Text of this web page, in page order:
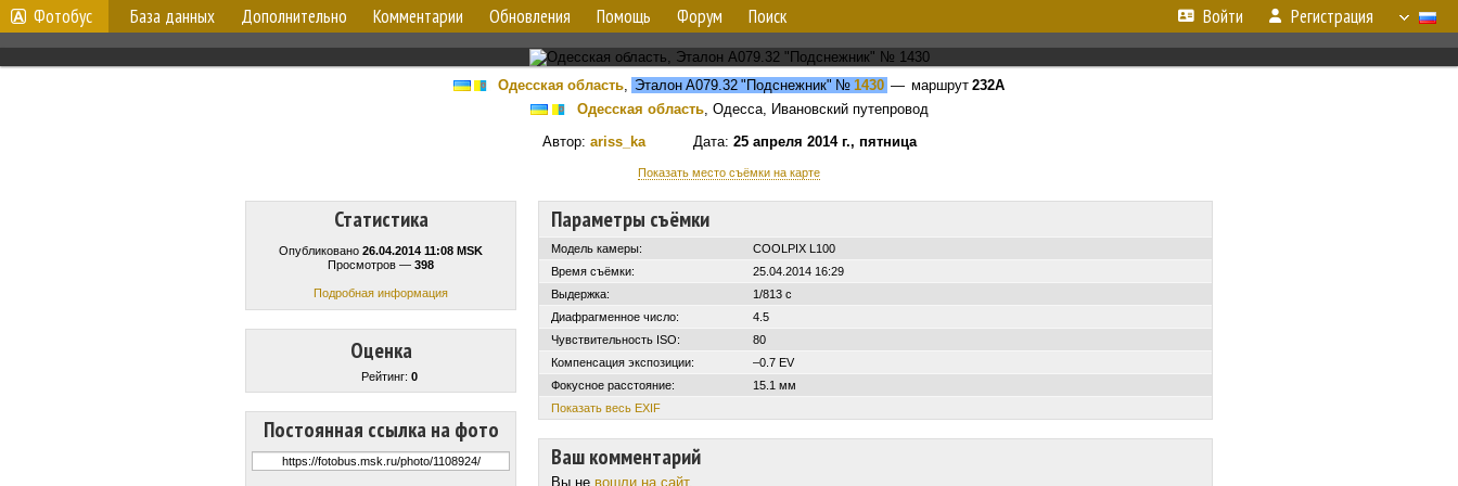
Фотобус База данных Дополнительно Комментарии Обновления Помощь Форум Поиск Войти Регистрация
Одесская область, Эталон А079.32 "Подснежник" № 1430 — маршрут 232А
Одесская область, Одесса, Ивановский путепровод
Автор: ariss_kaДата: 25 апреля 2014 г., пятница
Показать место съёмки на карте
Статистика
Опубликовано 26.04.2014 11:08 MSK
Просмотров — 398
Подробная информация
Оценка
Рейтинг: 0
Постоянная ссылка на фото
Параметры съёмки
Модель камеры:
COOLPIX L100
Время съёмки:
25.04.2014 16:29
Выдержка:
1/813 с
Диафрагменное число:
4.5
Чувствительность ISO:
80
Компенсация экспозиции:
–0.7 EV
Фокусное расстояние:
15.1 мм
Показать весь EXIF
Ваш комментарий
Вы не вошли на сайт.